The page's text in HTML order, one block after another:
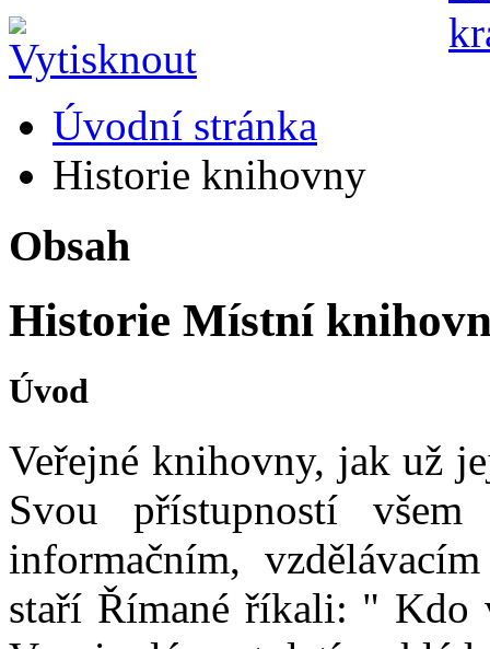
Úvodní stránka
Historie knihovny
Obsah
Historie Místní
Úvod
Veřejné knihovny, jak už
Svou přístupností
informačním,
staří Římané říkali: " Kdo